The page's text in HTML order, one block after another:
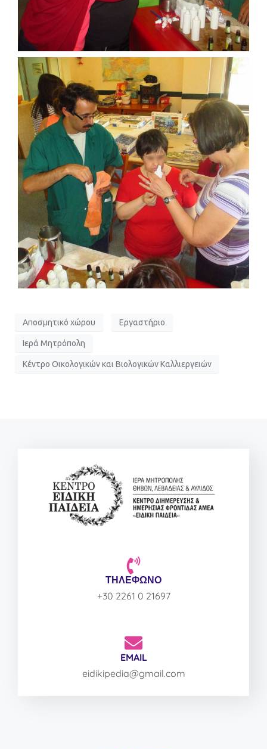
Αποσμητικό χώρου Εργαστήριο
Ιερά Μητρόπολη
Κέντρο Οικολογικών και Βιολογικών Καλλιεργειών
ΤΗΛΕΦΩΝΟ
+30 2261 0 21697
EMAIL
eidikipedia@gmail.com